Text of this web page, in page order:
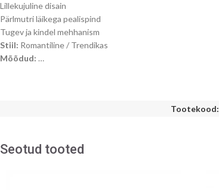
Lillekujuline disain
Pärlmutri läikega pealispind
Tugev ja kindel mehhanism
Stiil: Romantiline / Trendikas
Mõõdud: …
Tootekood:
Seotud tooted